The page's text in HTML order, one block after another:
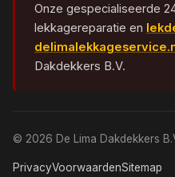
Onze gespecialiseerde
lekkagereparatie en
Dakdekkers B.V.
© 2026 De Lima Dakdekkers
PrivacyVoorwaardenSitemap